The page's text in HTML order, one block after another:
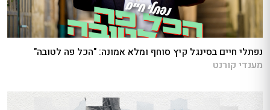
נפתלי חיים בסינגל קיץ סוחף ומלא אמונה: "הכל פה לטובה"
מענדי קורנט